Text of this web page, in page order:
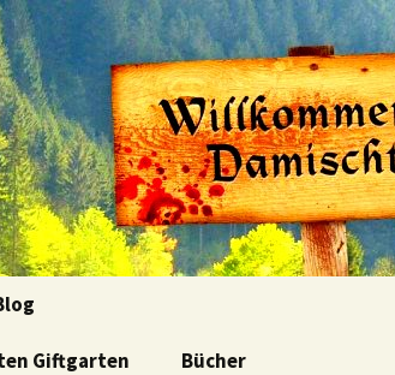
Lesereise von Klaudia Blasl
Giftgarten Bücher